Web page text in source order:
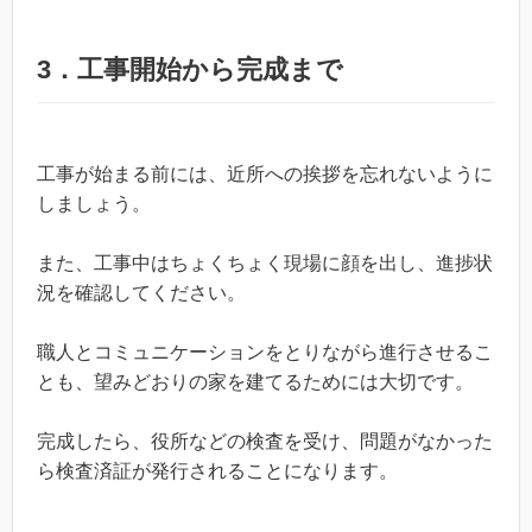
3．工事開始から完成まで
工事が始まる前には、近所への挨拶を忘れないように
しましょう。
また、工事中はちょくちょく現場に顔を出し、進捗状
況を確認してください。
職人とコミュニケーションをとりながら進行させるこ
とも、望みどおりの家を建てるためには大切です。
完成したら、役所などの検査を受け、問題がなかった
ら検査済証が発行されることになります。